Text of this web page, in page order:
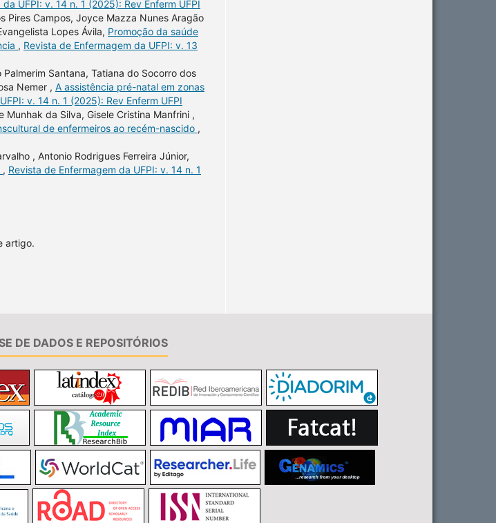
UFPI: v. 14 n. 1 (2025): Rev Enferm UFPI
Pires Campos, Joyce Mazza Nunes Aragão
Lopes Ávila, Promoção da saúde
, Revista de Enfermagem da UFPI: v. 13
Santana, Tatiana do Socorro dos
Nemer , A assistência pré-natal em zonas
v. 14 n. 1 (2025): Rev Enferm UFPI
da Silva, Gisele Cristina Manfrini ,
de enfermeiros ao recém-nascido ,
, Antonio Rodrigues Ferreira Júnior,
, Revista de Enfermagem da UFPI: v. 14 n. 1
artigo.
DE DADOS E REPOSITÓRIOS